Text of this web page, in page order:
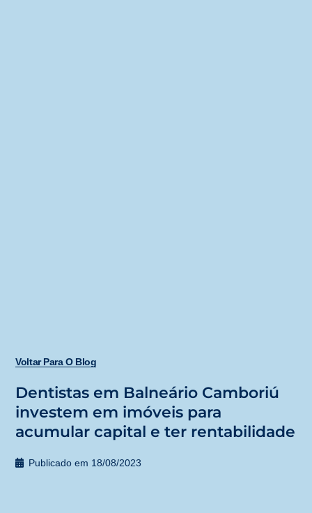
Voltar Para O Blog
Dentistas em Balneário Camboriú
investem em imóveis para
acumular capital e ter rentabilidade
Publicado em 18/08/2023